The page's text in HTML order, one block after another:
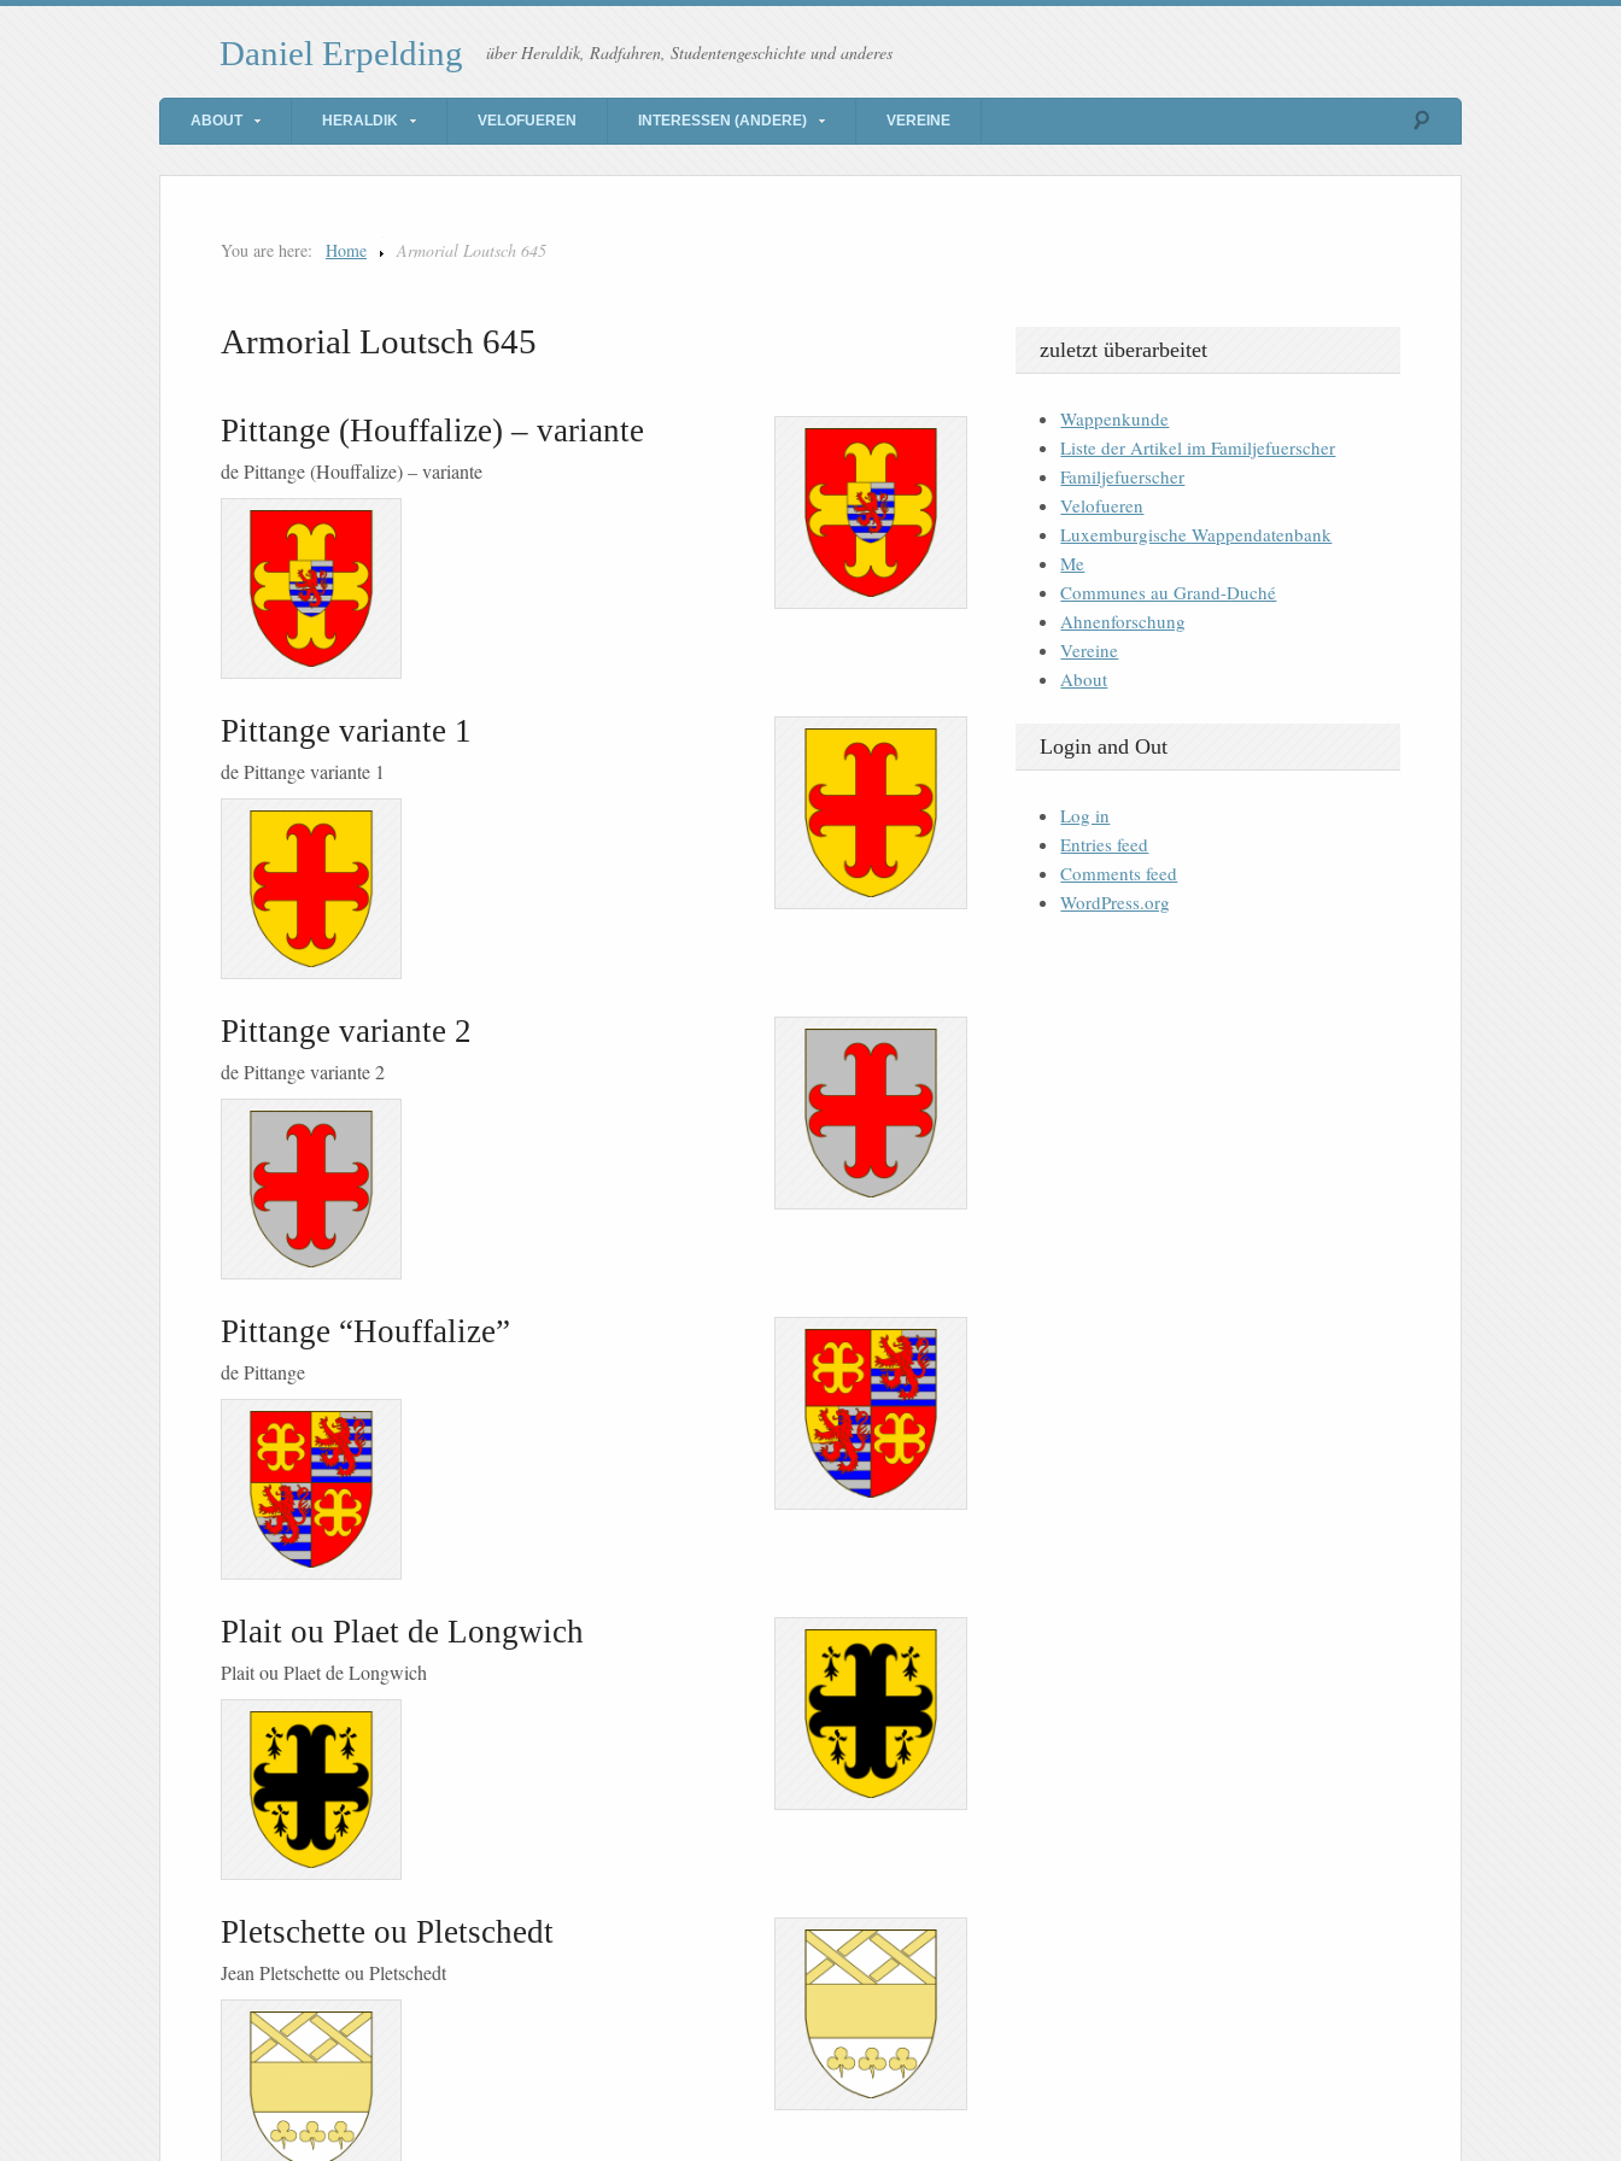
Daniel Erpelding über Heraldik, Radfahren, Studentengeschichte und anderes
ABOUT HERALDIK VELOFUEREN INTERESSEN (ANDERE) VEREINE
You are here: Home Armorial Loutsch 645
Armorial Loutsch 645
Pittange (Houffalize) – variante
de Pittange (Houffalize) – variante
Pittange variante 1
de Pittange variante 1
Pittange variante 2
de Pittange variante 2
Pittange “Houffalize”
de Pittange
Plait ou Plaet de Longwich
Plait ou Plaet de Longwich
Pletschette ou Pletschedt
Jean Pletschette ou Pletschedt
zuletzt überarbeitet
Wappenkunde
Liste der Artikel im Familjefuerscher
Familjefuerscher
Velofueren
Luxemburgische Wappendatenbank
Me
Communes au Grand-Duché
Ahnenforschung
Vereine
About
Login and Out
Log in
Entries feed
Comments feed
WordPress.org